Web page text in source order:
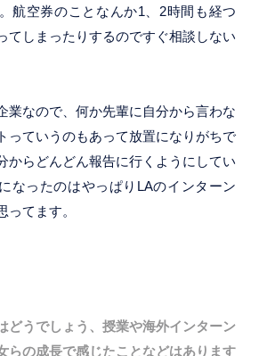
航空券のことなんか1、2時間も経つ
てしまったりするのですぐ相談しない
業なので、何か先輩に自分から言わな
っていうのもあって放置になりがちで
からどんどん報告に行くようにしてい
なったのはやっぱりLAのインターン
ってます。
どうでしょう、授業や海外インターン
らの成長で感じたことなどはあります